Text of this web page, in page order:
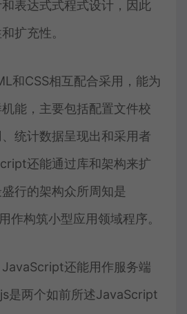
表达式式程式设计，因此
扩充性。
和CSS相互配合采用，能为
能，主要包括配置文件校
统计数据呈现出和采用者
还能通过库和架构来扩
行的架构众所周知是
作构筑小型应用领域程序。
还能用作服务端
是两个如前所述JavaScript